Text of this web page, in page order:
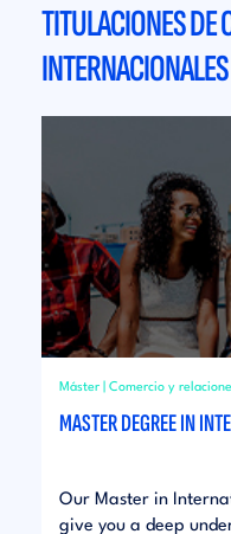
TITULACIONES DE
Máster | Comercio y
MASTER DEGREE IN
Our Master in
give you a deep